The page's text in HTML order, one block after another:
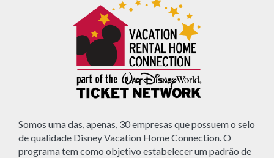
Somos uma das, apenas, 30 empresas que possuem o selo
de qualidade Disney Vacation Home Connection. O
programa tem como objetivo estabelecer um padrão de